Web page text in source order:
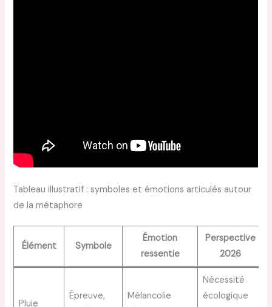
Tableau illustratif : symboles et émotions articulés autour
de la métaphore
Élément Symbole
Émotion
ressentie
Perspective
2026
Pluie
Épreuve,
Mélancolie
Nécessité
écologique